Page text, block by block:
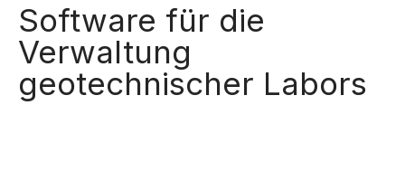
Software für die
Verwaltung
geotechnischer Labors